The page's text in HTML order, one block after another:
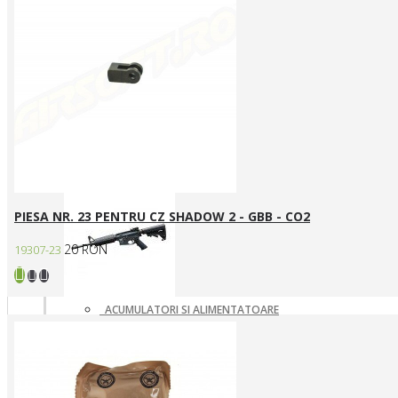
ARME ASALT GAZ
ACUMULATORI SI ALIMENTATOARE
PIESE DE SCHIMB
PIESA NR. 23 PENTRU CZ SHADOW 2 - GBB - CO2
19307-23 20 RON